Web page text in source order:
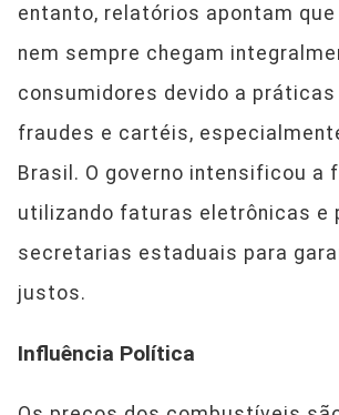
entanto, relatórios apontam
nem sempre chegam
consumidores devido a
fraudes e cartéis,
Brasil. O governo intensificou a
utilizando faturas eletrônicas e
secretarias estaduais para
justos.
Influência Política